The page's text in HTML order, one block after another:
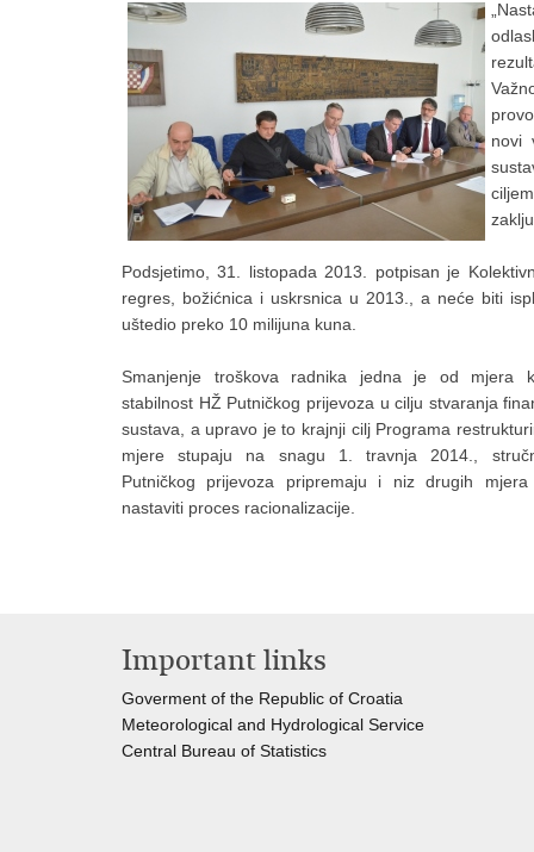
novi
Podsjetimo, 31. listopada 2013. potpisan je
regres, božićnica i uskrsnica u 2013., a neće biti
uštedio preko 10 milijuna kuna.
Smanjenje troškova radnika jedna je od mjera
stabilnost HŽ Putničkog prijevoza u cilju stvaranja
sustava, a upravo je to krajnji cilj Programa
mjere stupaju na snagu 1. travnja 2014.,
Putničkog prijevoza pripremaju i niz drugih
nastaviti proces racionalizacije.
Important links
Goverment of the Republic of Croatia
Meteorological and Hydrological Service
Central Bureau of Statistics